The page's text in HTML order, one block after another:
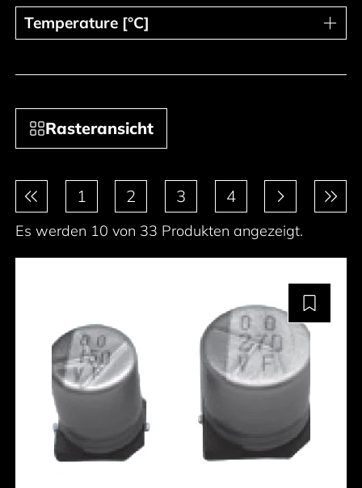
Rasteransicht
Paginierung1 2 3 4
Es werden 10 von 33 Produkten angezeigt.
Temperature [°C]
Temperature [°C]